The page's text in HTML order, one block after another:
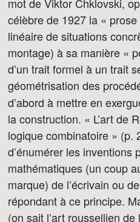
célèbre de 1927 la «
linéaire de situations
montage) à sa manière «
d’un trait formel à un trait
géométrisation des
d’abord à mettre en
la construction. « L’art de
logique combinatoire » (p.
d’énumérer les inventions
mathématiques (un coup
marque) de l’écrivain ou
répondant à ce principe.
(on sait l’art roussellien